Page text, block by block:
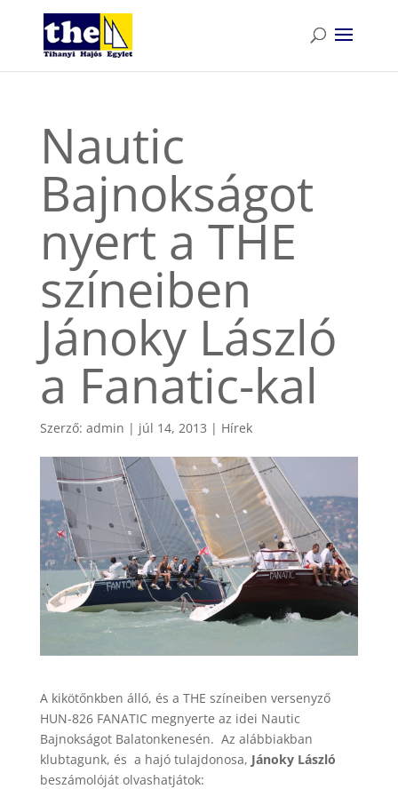
Nautic
Bajnokságot
nyert a THE
színeiben
Jánoky László
a Fanatic-kal
Szerző: admin | júl 14, 2013 | Hírek
A kikötőnkben álló, és a THE színeiben versenyző
HUN-826 FANATIC megnyerte az idei Nautic
Bajnokságot Balatonkenesén. Az alábbiakban
klubtagunk, és a hajó tulajdonosa, Jánoky László
beszámolóját olvashatjátok: